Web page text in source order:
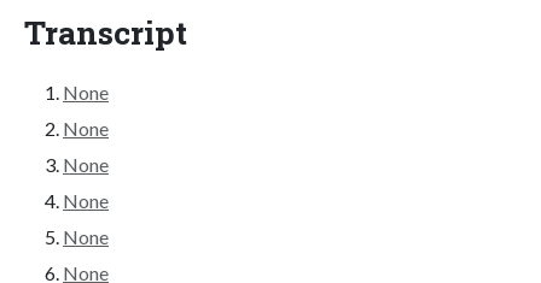
Transcript
None
None
None
None
None
None